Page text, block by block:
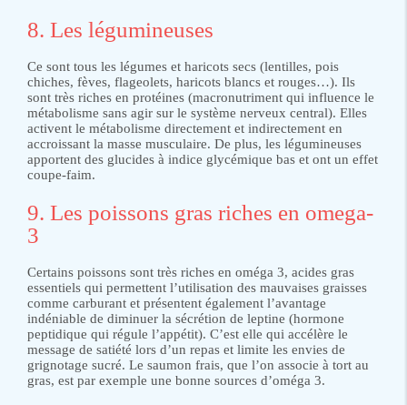
8. Les légumineuses
Ce sont tous les légumes et haricots secs (lentilles, pois
chiches, fèves, flageolets, haricots blancs et rouges…). Ils
sont très riches en protéines (macronutriment qui influence le
métabolisme sans agir sur le système nerveux central). Elles
activent le métabolisme directement et indirectement en
accroissant la masse musculaire. De plus, les légumineuses
apportent des glucides à indice glycémique bas et ont un effet
coupe-faim.
9. Les poissons gras riches en omega-
3
Certains poissons sont très riches en oméga 3, acides gras
essentiels qui permettent l’utilisation des mauvaises graisses
comme carburant et présentent également l’avantage
indéniable de diminuer la sécrétion de leptine (hormone
peptidique qui régule l’appétit). C’est elle qui accélère le
message de satiété lors d’un repas et limite les envies de
grignotage sucré. Le saumon frais, que l’on associe à tort au
gras, est par exemple une bonne sources d’oméga 3.